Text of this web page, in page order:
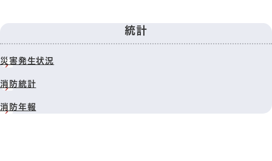
統計
災害発生状況
消防統計
消防年報